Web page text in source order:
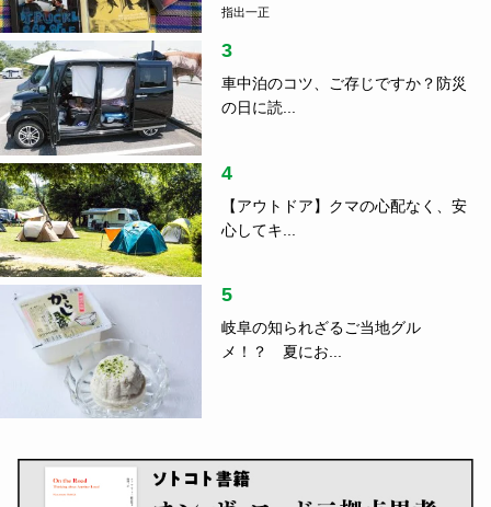
指出一正
3
車中泊のコツ、ご存じですか？防災
の日に読...
4
【アウトドア】クマの心配なく、安
心してキ...
5
岐阜の知られざるご当地グル
メ！？ 夏にお...